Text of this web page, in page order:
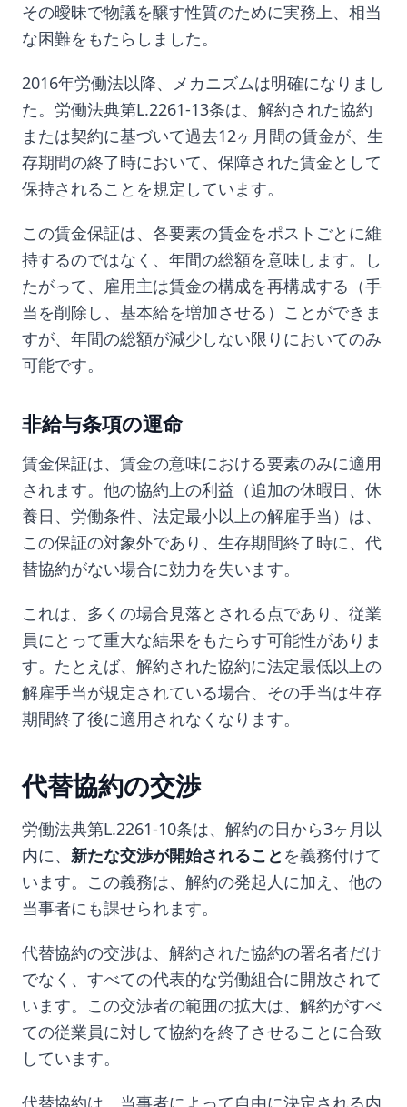
その曖昧で物議を醸す性質のために実務上、相当
な困難をもたらしました。
2016年労働法以降、メカニズムは明確になりまし
た。労働法典第L.2261-13条は、解約された協約
または契約に基づいて過去12ヶ月間の賃金が、生
存期間の終了時において、保障された賃金として
保持されることを規定しています。
この賃金保証は、各要素の賃金をポストごとに維
持するのではなく、年間の総額を意味します。し
たがって、雇用主は賃金の構成を再構成する（手
当を削除し、基本給を増加させる）ことができま
すが、年間の総額が減少しない限りにおいてのみ
可能です。
非給与条項の運命
賃金保証は、賃金の意味における要素のみに適用
されます。他の協約上の利益（追加の休暇日、休
養日、労働条件、法定最小以上の解雇手当）は、
この保証の対象外であり、生存期間終了時に、代
替協約がない場合に効力を失います。
これは、多くの場合見落とされる点であり、従業
員にとって重大な結果をもたらす可能性がありま
す。たとえば、解約された協約に法定最低以上の
解雇手当が規定されている場合、その手当は生存
期間終了後に適用されなくなります。
代替協約の交渉
労働法典第L.2261-10条は、解約の日から3ヶ月以
内に、 新たな交渉が開始されること を義務付けて
います。この義務は、解約の発起人に加え、他の
当事者にも課せられます。
代替協約の交渉は、解約された協約の署名者だけ
でなく、すべての代表的な労働組合に開放されて
います。この交渉者の範囲の拡大は、解約がすべ
ての従業員に対して協約を終了させることに合致
しています。
代替協約は、当事者によって自由に決定される内